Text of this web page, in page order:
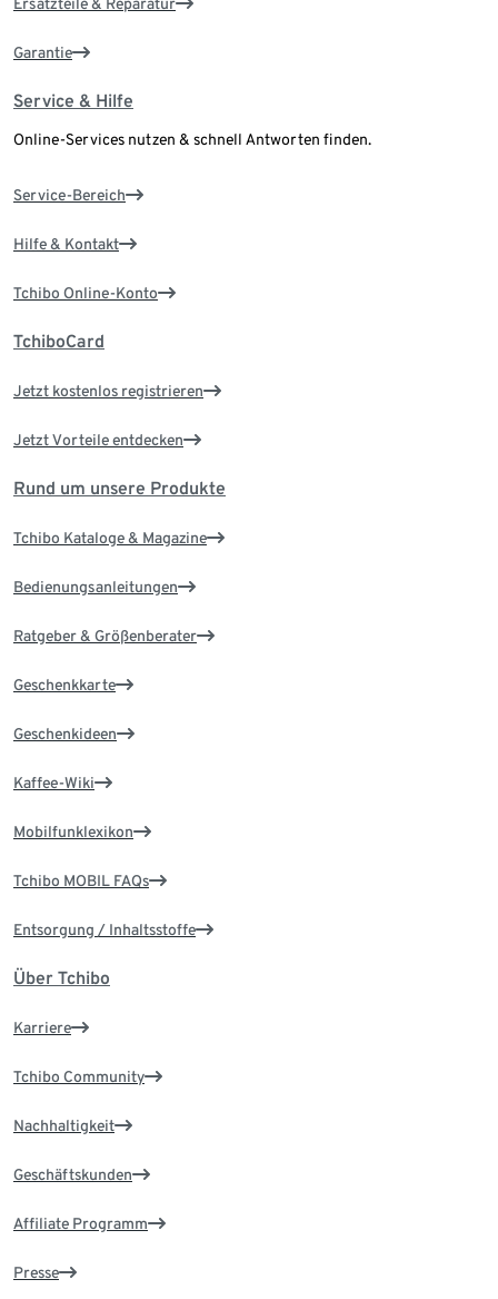
Ersatzteile & Reparatur
Garantie
Service & Hilfe
Online-Services nutzen & schnell Antworten finden.
Service-Bereich
Hilfe & Kontakt
Tchibo Online-Konto
TchiboCard
Jetzt kostenlos registrieren
Jetzt Vorteile entdecken
Rund um unsere Produkte
Tchibo Kataloge & Magazine
Bedienungsanleitungen
Ratgeber & Größenberater
Geschenkkarte
Geschenkideen
Kaffee-Wiki
Mobilfunklexikon
Tchibo MOBIL FAQs
Entsorgung / Inhaltsstoffe
Über Tchibo
Karriere
Tchibo Community
Nachhaltigkeit
Geschäftskunden
Affiliate Programm
Presse